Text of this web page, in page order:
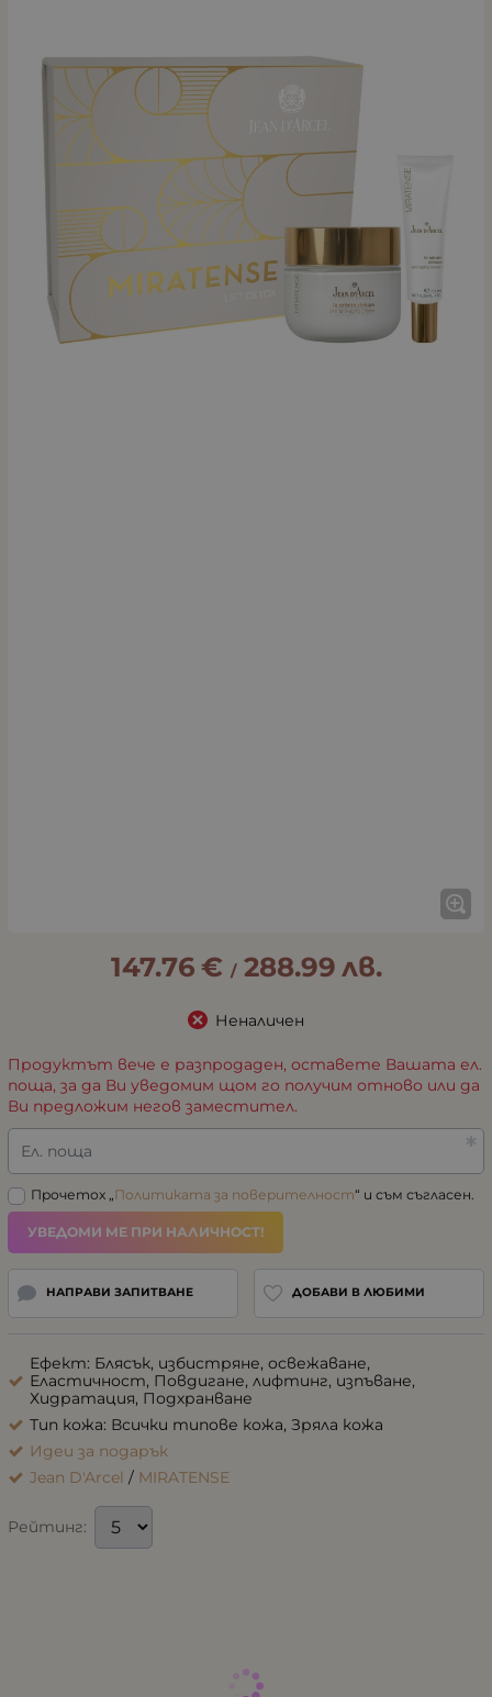
147.76 € / 288.99 лв.
Неналичен
Продуктът вече е разпродаден, оставете Вашата ел.
поща, за да Ви уведомим щом го получим отново или да
Ви предложим негов заместител.
Ел. поща
Прочетох „ Политиката за поверителност“ и съм съгласен.
УВЕДОМИ МЕ ПРИ НАЛИЧНОСТ!
НАПРАВИ ЗАПИТВАНЕ ДОБАВИ В ЛЮБИМИ
Ефект: Блясък, избистряне, освежаване,
Еластичност, Повдигане, лифтинг, изпъване,
Хидратация, Подхранване
Тип кожа: Всички типове кожа, Зряла кожа
Идеи за подарък
Jean D'Arcel / MIRATENSE
Рейтинг: